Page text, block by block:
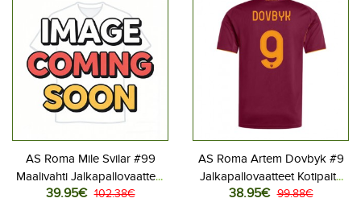
AS Roma Mile Svilar #99
Maalivahti Jalkapallovaatteet
Kolmaspaita 2025-26
39.95€ 102.38€
AS Roma Artem Dovbyk #9
Jalkapallovaatteet Kotipaita
2025-26 Lyhythihainen
38.95€ 99.88€